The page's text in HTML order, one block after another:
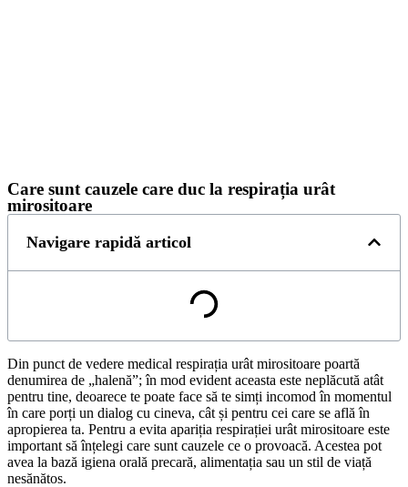
Care sunt cauzele care duc la respirația urât
mirositoare
Navigare rapidă articol
Din punct de vedere medical respirația urât mirositoare poartă
denumirea de „halenă”; în mod evident aceasta este neplăcută atât
pentru tine, deoarece te poate face să te simți incomod în momentul
în care porți un dialog cu cineva, cât și pentru cei care se află în
apropierea ta. Pentru a evita apariția respirației urât mirositoare este
important să înțelegi care sunt cauzele ce o provoacă. Acestea pot
avea la bază igiena orală precară, alimentația sau un stil de viață
nesănătos.